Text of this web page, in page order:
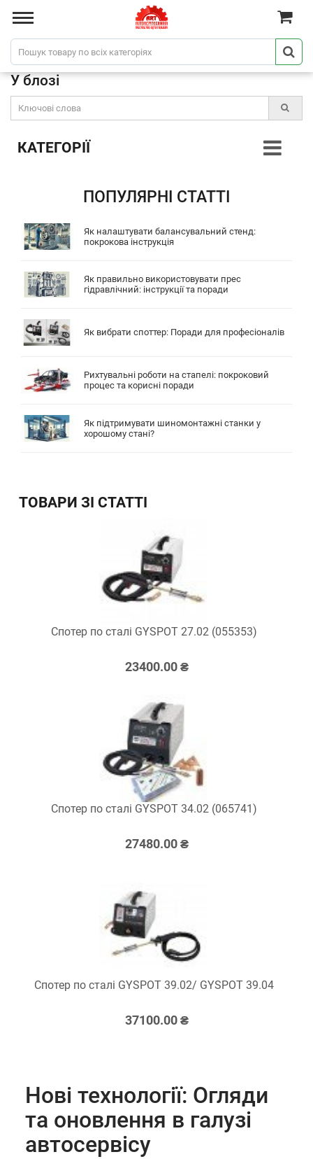
У блозі
КАТЕГОРІЇ
ПОПУЛЯРНІ СТАТТІ
Як налаштувати балансувальний стенд:
покрокова інструкція
Як правильно використовувати прес
гідравлічний: інструкції та поради
Як вибрати споттер: Поради для професіоналів
Рихтувальні роботи на стапелі: покроковий
процес та корисні поради
Як підтримувати шиномонтажні станки у
хорошому стані?
ТОВАРИ ЗІ СТАТТІ
Спотер по сталі GYSPOT 27.02 (055353)
23400.00 ₴
Спотер по сталі GYSPOT 34.02 (065741)
27480.00 ₴
Спотер по сталі GYSPOT 39.02/ GYSPOT 39.04
37100.00 ₴
Нові технології: Огляди
та оновлення в галузі
автосервісу